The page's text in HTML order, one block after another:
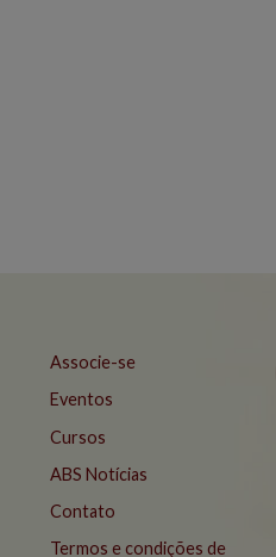
Associe-se
Eventos
Cursos
ABS Notícias
Contato
Termos e condições de